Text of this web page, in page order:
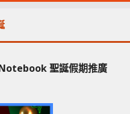
聖誕假期推廣